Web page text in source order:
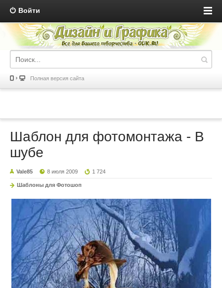
Войти
Полная версия сайта
Шаблон для фотомонтажа - В
шубе
Vale85 8 июля 2009 1 724
Шаблоны для Фотошоп